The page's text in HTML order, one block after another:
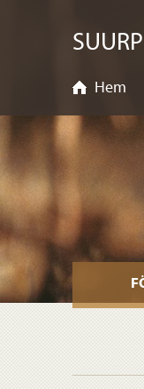
Hem